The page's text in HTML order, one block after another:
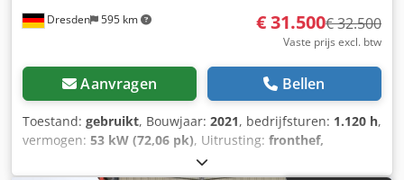
Dresden 595 km € 31.500€ 32.500
Vaste prijs excl. btw
Aanvragen Bellen
Toestand: gebruikt, Bouwjaar: 2021, bedrijfsturen: 1.120 h,
vermogen: 53 kW (72,06 pk), Uitrusting: fronthef,
, * Duitse machine uit eerste hand,